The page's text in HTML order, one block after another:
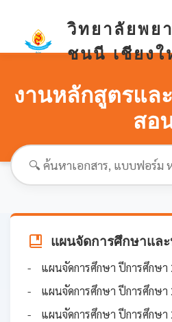
วิทยาลัยพย
ชนนี เชียงใ
งานหลักสูตรแล
สอ
แผนจัดการศึกษาแล
แผนจัดการศึกษา ปีการศึกษา
แผนจัดการศึกษา ปีการศึกษา
แผนจัดการศึกษา ปีการศึกษา